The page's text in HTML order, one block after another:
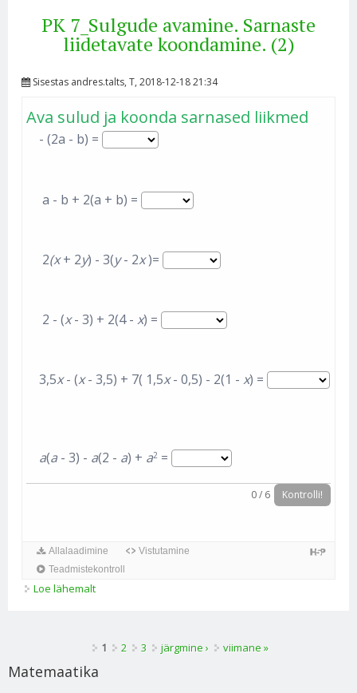
PK 7_Sulgude avamine. Sarnaste
liidetavate koondamine. (2)
Sisestas andres.talts, T, 2018-12-18 21:34
Ava sulud ja koonda sarnased liikmed
- (2a - b) =
a - b + 2(a + b) =
2(x+ 2y) - 3(y- 2x)=
2 - (x- 3) + 2(4 -x) =
3,5x- (x- 3,5) + 7( 1,5x- 0,5) - 2(1 -x) =
a(a - 3) - a(2 - a) + a2 =
0/ 6 Kontrolli!
Allalaadimine
Vistutamine
Teadmistekontroll
Loe lähemalt
1 2 3 järgmine › viimane »
Matemaatika